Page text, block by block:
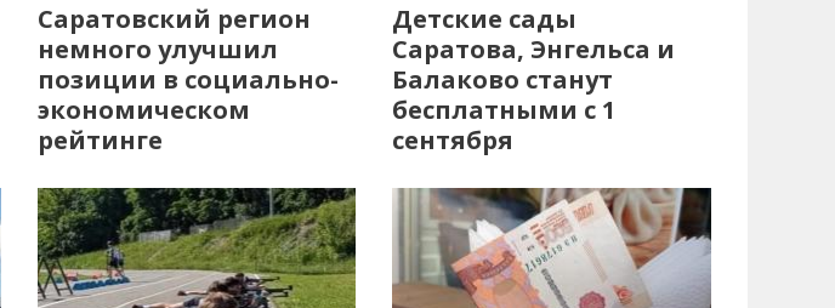
Саратовский регион
немного улучшил
позиции в социально-
экономическом
рейтинге
Детские сады
Саратова, Энгельса и
Балаково станут
бесплатными с 1
сентября